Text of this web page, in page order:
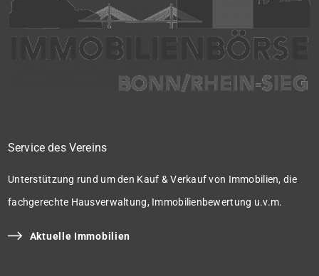
Service des Vereins
Unterstützung rund um den Kauf & Verkauf von Immobilien, die
fachgerechte Hausverwaltung, Immobilienbewertung u.v.m.
Aktuelle Immobilien